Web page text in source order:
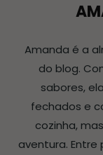
Amanda é a
do blog.
sabores,
fechados e
cozinha,
aventura.